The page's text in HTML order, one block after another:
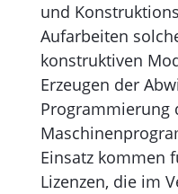
und
Aufarbeiten
konstruktiven
Erzeugen der
Programmierung
Einsatz kommen
Lizenzen, die im